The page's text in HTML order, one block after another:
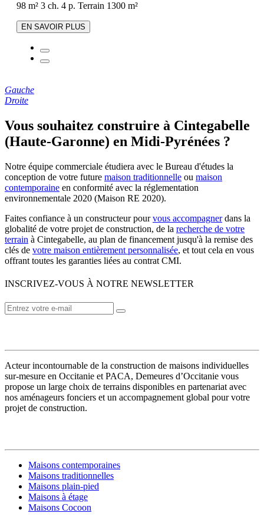
98 m² 3 ch. 4 p. Terrain 1300 m²
EN SAVOIR PLUS
Gauche
Droite
Vous souhaitez construire à Cintegabelle
(Haute-Garonne) en Midi-Pyrénées ?
Notre équipe commerciale étudiera avec le Bureau d'études la
conception de votre future maison traditionnelle ou maison
contemporaine en conformité avec la réglementation
environnementale 2020 (Maison RE 2020).
Faites confiance à un constructeur pourvous accompagnerdans la
globalité de votre projet de construction, de la recherche de votre
terrain à Cintegabelle, au plan de financement jusqu'à la remise des
clés de votre maison entièrement personnalisée, et tout cela en vous
offrant toutes les garanties liées au contrat CMI.
INSCRIVEZ-VOUS À NOTRE NEWSLETTER
Acteur incontournable de la construction de maisons individuelles
sur-mesure en Occitanie et PACA, Demeures d’Occitanie vous
propose un large choix de terrains disponibles en partenariat avec
nos aménageurs fonciers et un accompagnement global pour votre
projet de construction.
Maisons contemporaines
Maisons traditionnelles
Maisons plain-pied
Maisons à étage
Maisons Cocoon